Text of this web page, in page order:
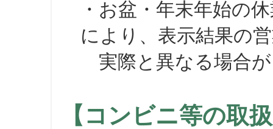
・お盆・年末年始の
により、表示結果の
実際と異なる場合が
【コンビニ等の取